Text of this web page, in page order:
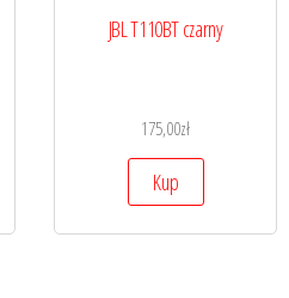
JBL T110BT czarny
175,00zł
Kup